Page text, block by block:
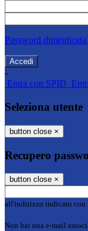
Password
-
Entra con SPID
Seleziona utente
button close ×
Recupero
button close ×
all'indirizzo indicato con
Non hai una e-mail